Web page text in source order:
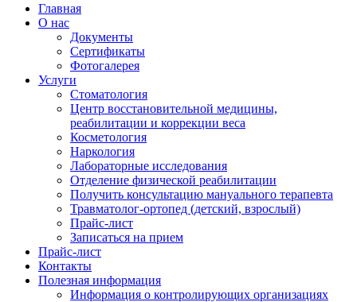
Главная
О нас
Документы
Сертификаты
Фотогалерея
Услуги
Стоматология
Центр восстановительной медицины,
реабилитации и коррекции веса
Косметология
Наркология
Лабораторные исследования
Отделение физической реабилитации
Получить консультацию мануального терапевта
Травматолог-ортопед (детский, взрослый)
Прайс-лист
Записаться на прием
Прайс-лист
Контакты
Полезная информация
Информация о контролирующих организациях